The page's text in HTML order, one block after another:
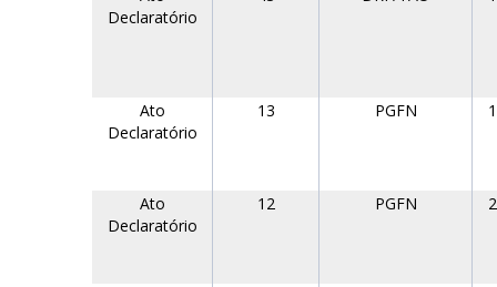
Declaratório
Ato
Declaratório
13 PGFN
Ato
Declaratório
12 PGFN